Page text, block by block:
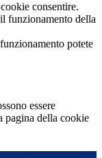
consentire.
funzionamento della
potete
essere
pagina della cookie